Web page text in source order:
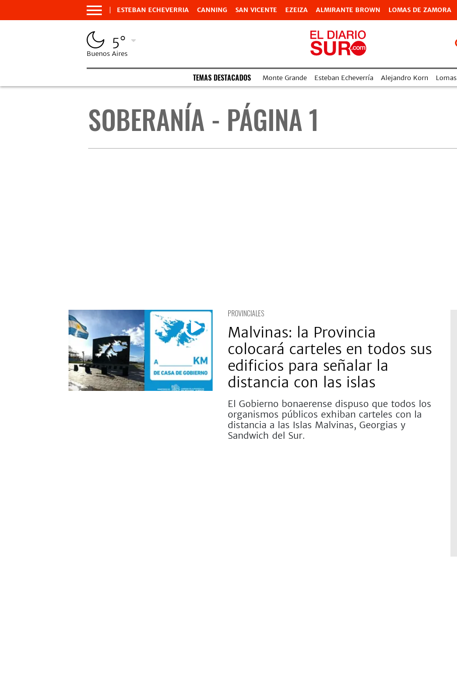
ESTEBAN ECHEVERRIA CANNING SAN VICENTE EZEIZA ALMIRANTE BROWN LOMAS DE ZAMORA
5°
Buenos Aires
TEMAS DESTACADOS Monte Grande Esteban Echeverría Alejandro Korn Lomas
SOBERANÍA - PÁGINA 1
PROVINCIALES
Malvinas: la Provincia
colocará carteles en todos sus
edificios para señalar la
distancia con las islas
El Gobierno bonaerense dispuso que todos los
organismos públicos exhiban carteles con la
distancia a las Islas Malvinas, Georgias y
Sandwich del Sur.